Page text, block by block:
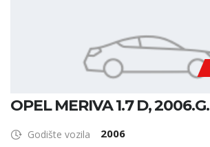
OPEL MERIVA 1.7 D, 2006.G.
Godište vozila 2006